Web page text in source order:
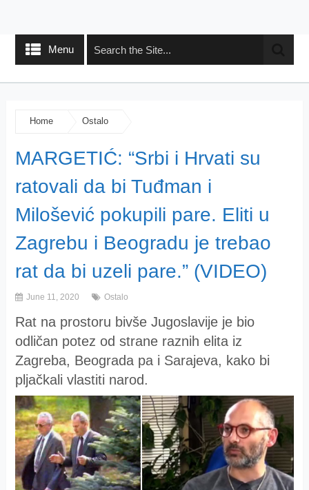
Menu
Home Ostalo
MARGETIĆ: “Srbi i Hrvati su
ratovali da bi Tuđman i
Milošević pokupili pare. Eliti u
Zagrebu i Beogradu je trebao
rat da bi uzeli pare.” (VIDEO)
June 11, 2020 Ostalo
Rat na prostoru bivše Jugoslavije je bio
odličan potez od strane raznih elita iz
Zagreba, Beograda pa i Sarajeva, kako bi
pljačkali vlastiti narod.